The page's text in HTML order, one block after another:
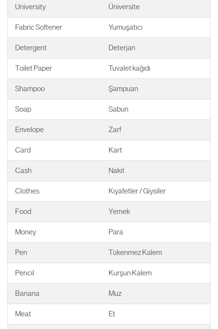
University Üniversite
Fabric Softener Yumuşatıcı
Detergent Deterjan
Toilet Paper Tuvalet kağıdı
Shampoo Şampuan
Soap Sabun
Envelope Zarf
Card Kart
Cash Nakit
Clothes Kıyafetler / Giysiler
Food Yemek
Money Para
Pen Tükenmez Kalem
Pencil Kurşun Kalem
Banana Muz
Meat Et